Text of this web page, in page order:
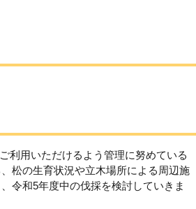
利用いただけるよう管理に努めている
松の生育状況や立木場所による周辺施
令和5年度中の伐採を検討していきま